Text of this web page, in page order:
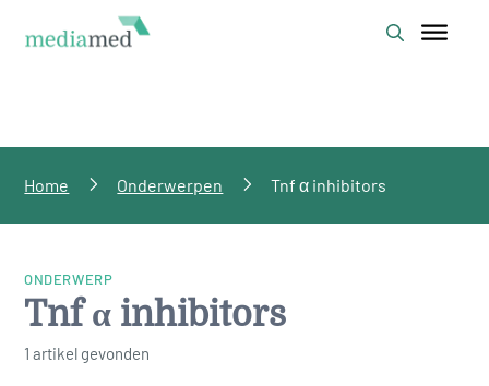
Home Onderwerpen Tnf α inhibitors
ONDERWERP
Tnf α inhibitors
1 artikel gevonden